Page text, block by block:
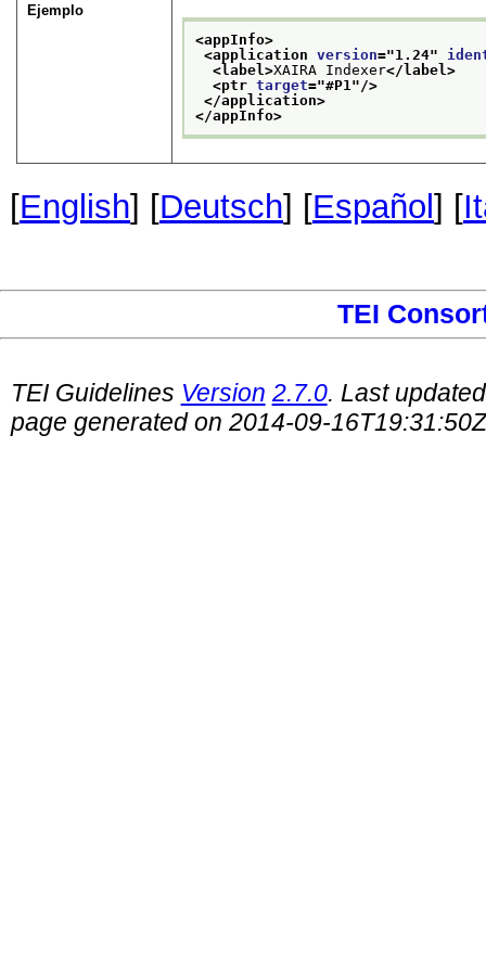
Ejemplo
<appInfo>
<application version="1.24"
<label>XAIRA Indexer</label>
<ptr target="#P1 "/>
</application>
</appInfo>
[English] [Deutsch] [Español ] [
TEI
TEI Guidelines Version 2.7.0. Last
page generated on 2014-09-16T19:31:50Z